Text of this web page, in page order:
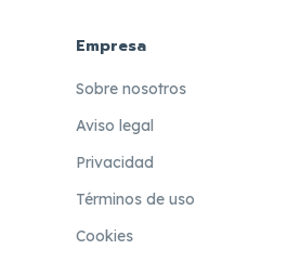
Empresa
Sobre nosotros
Aviso legal
Privacidad
Términos de uso
Cookies